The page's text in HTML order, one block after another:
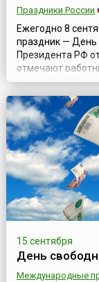
Праздники России
Ежегодно 8
праздник — День
Президента РФ
отмечают
празднования
(по старому
высочайшим
Министерство
15 сентября
День
Международные